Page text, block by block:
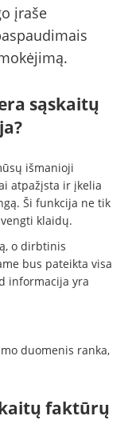
įraše
sąskaitų
išmanioji
atpažįsta ir įkelia
Ši funkcija ne tik
klaidų.
o dirbtinis
bus pateikta visa
informacija yra
duomenis ranka,
faktūrų